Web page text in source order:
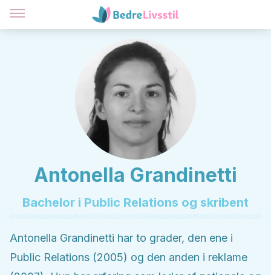
Antonella Grandinetti
Bachelor i Public Relations og skribent
Antonella Grandinetti har to grader, den ene i
Public Relations (2005) og den anden i reklame